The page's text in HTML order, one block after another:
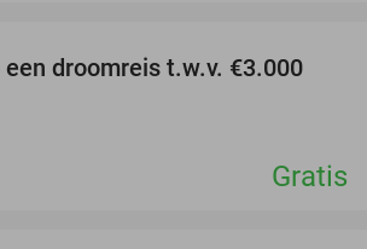
droomreis t.w.v. €3.000
Gratis